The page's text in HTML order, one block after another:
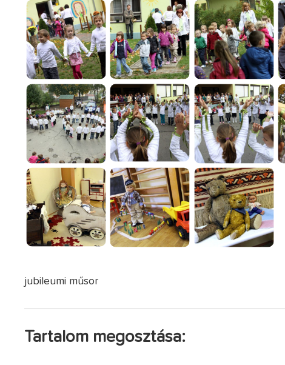
jubileumi műsor
Tartalom megosztása: